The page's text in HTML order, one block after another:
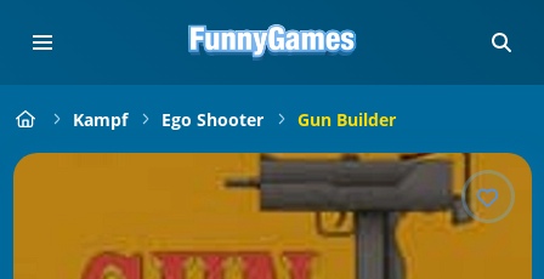
Kampf Ego Shooter Gun Builder